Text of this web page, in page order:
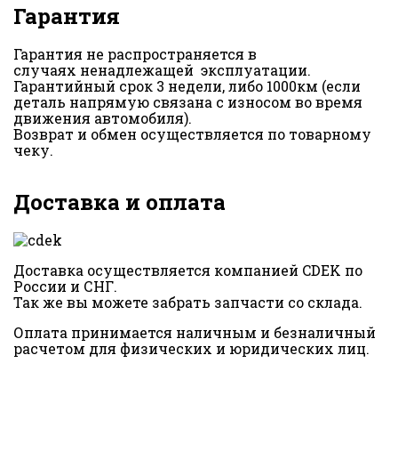
Гарантия
Гарантия не распространяется в
случаях ненадлежащей эксплуатации.
Гарантийный срок 3 недели, либо 1000км (если
деталь напрямую связана с износом во время
движения автомобиля).
Возврат и обмен осуществляется по товарному
чеку.
Доставка и оплата
Доставка осуществляется компанией CDEK по
России и СНГ.
Так же вы можете забрать запчасти со склада.
Оплата принимается наличным и безналичный
расчетом для физических и юридических лиц.